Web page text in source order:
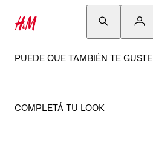
PUEDE QUE TAMBIÉN TE GUSTE
COMPLETÁ TU LOOK